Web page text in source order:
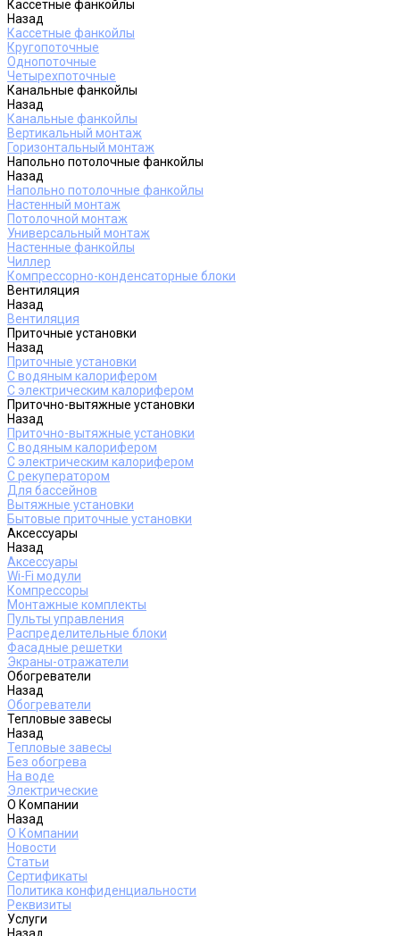
Кассетные фанкойлы
Назад
Кассетные фанкойлы
Кругопоточные
Однопоточные
Четырехпоточные
Канальные фанкойлы
Назад
Канальные фанкойлы
Вертикальный монтаж
Горизонтальный монтаж
Напольно потолочные фанкойлы
Назад
Напольно потолочные фанкойлы
Настенный монтаж
Потолочной монтаж
Универсальный монтаж
Настенные фанкойлы
Чиллер
Компрессорно-конденсаторные блоки
Вентиляция
Назад
Вентиляция
Приточные установки
Назад
Приточные установки
С водяным калорифером
С электрическим калорифером
Приточно-вытяжные установки
Назад
Приточно-вытяжные установки
С водяным калорифером
С электрическим калорифером
С рекуператором
Для бассейнов
Вытяжные установки
Бытовые приточные установки
Аксессуары
Назад
Аксессуары
Wi-Fi модули
Компрессоры
Монтажные комплекты
Пульты управления
Распределительные блоки
Фасадные решетки
Экраны-отражатели
Обогреватели
Назад
Обогреватели
Тепловые завесы
Назад
Тепловые завесы
Без обогрева
На воде
Электрические
О Компании
Назад
О Компании
Новости
Статьи
Сертификаты
Политика конфиденциальности
Реквизиты
Услуги